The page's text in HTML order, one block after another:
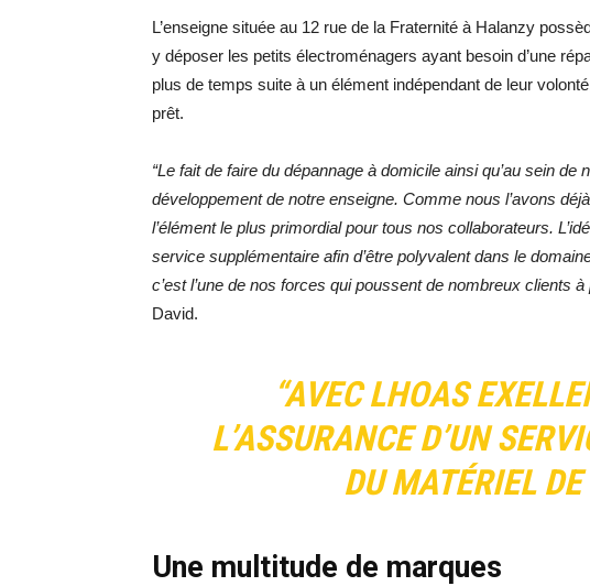
L’enseigne située au 12 rue de la Fraternité à Halanzy
y déposer les petits électroménagers ayant besoin d’une
plus de temps suite à un élément indépendant de leur
prêt.
“Le fait de faire du dépannage à domicile ainsi qu’au sein
développement de notre enseigne. Comme nous l’avons
l’élément le plus primordial pour tous nos collaborateurs.
service supplémentaire afin d’être polyvalent dans le
c’est l’une de nos forces qui poussent de nombreux clients
David.
“AVEC LHOAS
L’ASSURANCE D’UN
DU MATÉRIEL
Une multitude de marques